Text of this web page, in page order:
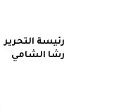
رئيسة التحرير
رشا الشامي